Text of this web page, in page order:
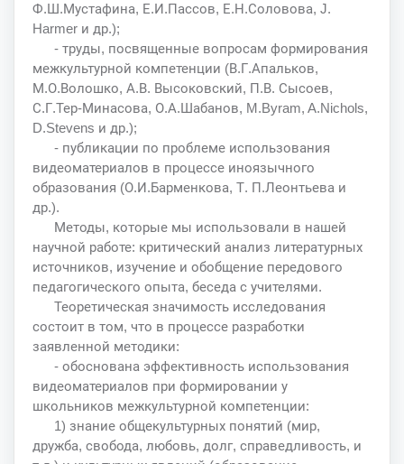
Ф.Ш.Мустафина, Е.И.Пассов, Е.Н.Соловова, J.
Harmer и др.);
- труды, посвященные вопросам формирования
межкультурной компетенции (В.Г.Апальков,
М.О.Волошко, А.В. Высоковский, П.В. Сысоев,
С.Г.Тер-Минасова, О.А.Шабанов, M.Byram, A.Nichols,
D.Stevens и др.);
- публикации по проблеме использования
видеоматериалов в процессе иноязычного
образования (О.И.Барменкова, Т. П.Леонтьева и
др.).
Методы, которые мы использовали в нашей
научной работе: критический анализ литературных
источников, изучение и обобщение передового
педагогического опыта, беседа с учителями.
Теоретическая значимость исследования
состоит в том, что в процессе разработки
заявленной методики:
- обоснована эффективность использования
видеоматериалов при формировании у
школьников межкультурной компетенции:
1) знание общекультурных понятий (мир,
дружба, свобода, любовь, долг, справедливость, и